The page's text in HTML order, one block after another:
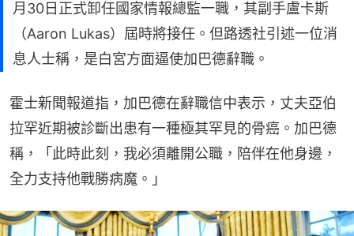
月30日正式卸任國家情報總監一職，其副手盧卡斯
（Aaron Lukas）屆時將接任。但路透社引述一位消
息人士稱，是白宮方面逼使加巴德辭職。
霍士新聞報道指，加巴德在辭職信中表示，丈夫亞伯
拉罕近期被診斷出患有一種極其罕見的骨癌。加巴德
稱，「此時此刻，我必須離開公職，陪伴在他身邊，
全力支持他戰勝病魔。」